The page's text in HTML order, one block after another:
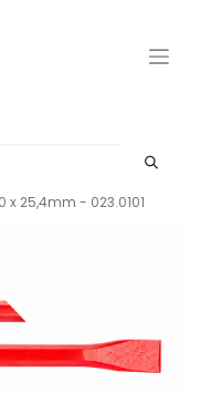
25,4mm - 023.0101